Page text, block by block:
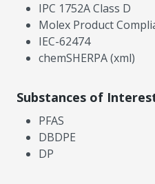
IPC 1752A Class D
Molex Product
IEC-62474
chemSHERPA (xml)
Substances of
PFAS
DBDPE
DP